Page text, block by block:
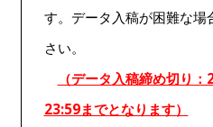
す。データ入稿が困難な場
さい。
（データ入稿締め切り
23:59までとなります）